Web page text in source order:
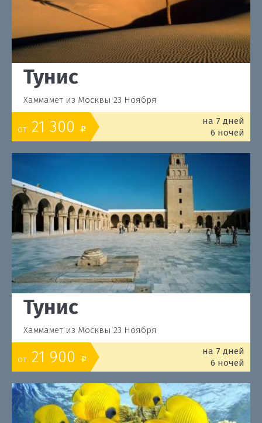
Тунис
Хаммамет из Москвы 23 Ноября
от 21 300 o
на 7 дней
6 ночей
Тунис
Хаммамет из Москвы 23 Ноября
от 21 900 o
на 7 дней
6 ночей